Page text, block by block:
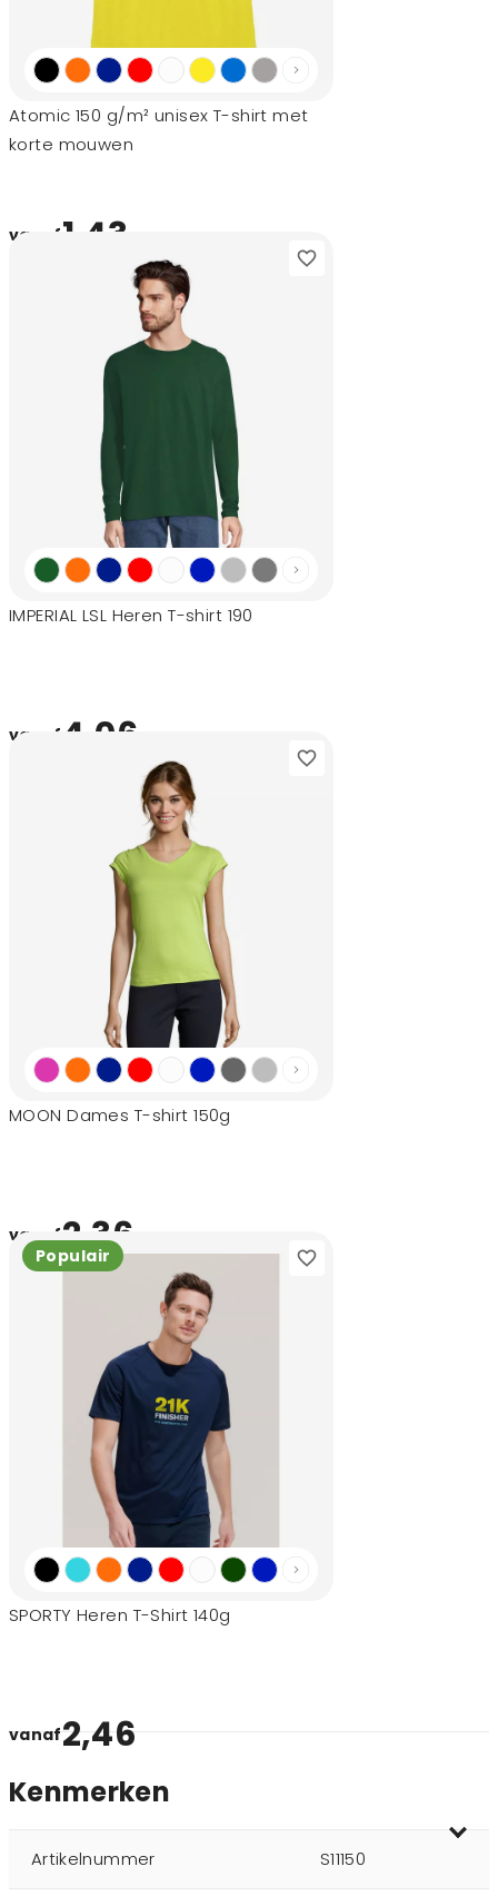
Atomic 150 g/m² unisex T-shirt met
korte mouwen
vanaf1,43
IMPERIAL LSL Heren T-shirt 190
vanaf 4,06
MOON Dames T-shirt 150g
vanaf2,36
Populair
SPORTY Heren T-Shirt 140g
vanaf2,46
Kenmerken
Artikelnummer S11150